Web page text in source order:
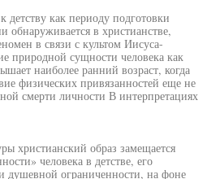
как периоду подготовки
обнаруживается в христианстве,
в связи с культом Иисуса-
природной сущности человека как
наиболее ранний возраст, когда
физических привязанностей еще не
смерти личности В интерпретациях
христианский образ замещается
человека в детстве, его
душевной ограниченности, на фоне